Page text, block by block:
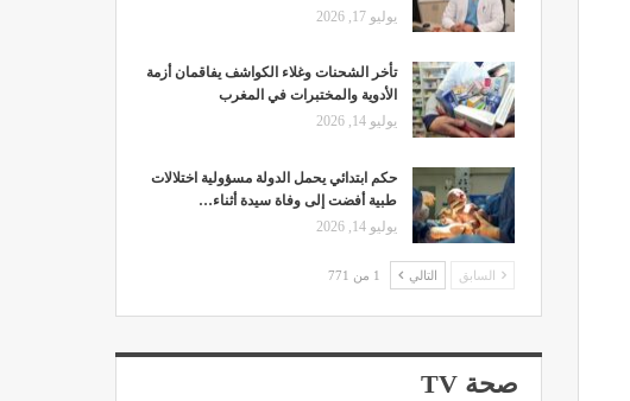
يوليو 17, 2026
تأخر الشحنات وغلاء الكواشف يفاقمان أزمة
الأدوية والمختبرات في المغرب
يوليو 14, 2026
حكم ابتدائي يحمل الدولة مسؤولية اختلالات
طبية أفضت إلى وفاة سيدة أثناء…
يوليو 14, 2026
السابق التالي 1 من 771
صحة TV